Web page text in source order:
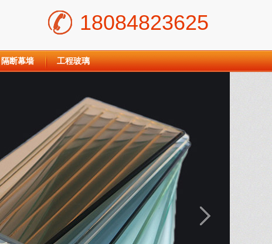
18084823625
隔断幕墙 工程玻璃